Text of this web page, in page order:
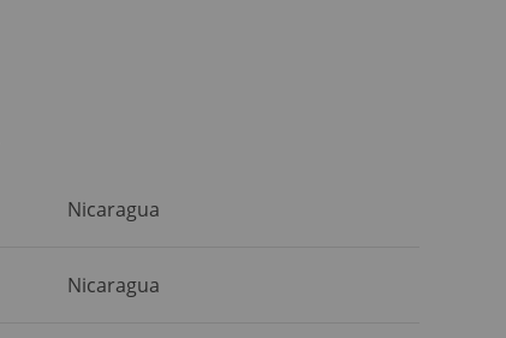
Nicaragua
Nicaragua